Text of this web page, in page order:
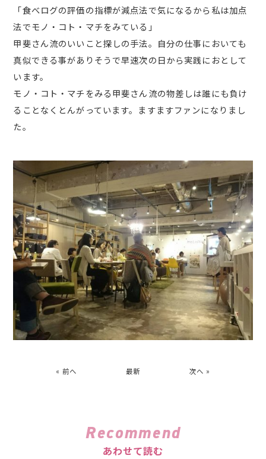
「食べログの評価の指標が減点法で気になるから私は加点
法でモノ・コト・マチをみている」
甲斐さん流のいいこと探しの手法。自分の仕事においても
真似できる事がありそうで早速次の日から実践におとして
います。
モノ・コト・マチをみる甲斐さん流の物差しは誰にも負け
ることなくとんがっています。ますますファンになりまし
た。
« 前へ 最新 次へ »
Recommend
あわせて読む